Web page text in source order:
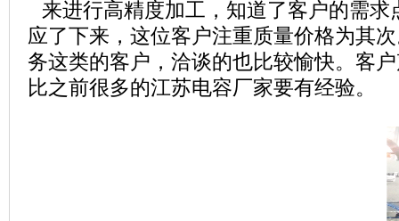
来进行高精度加工，知道了客户的需求
应了下来，这位客户注重质量价格为其
务这类的客户，洽谈的也比较愉快。客
比之前很多的江苏电容厂家要有经验。